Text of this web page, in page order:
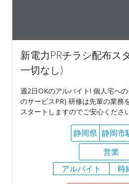
新電力PRチラシ配布ス
一切なし)
週2日OKのアルバイト! 個人宅へ
のサービスPR) 研修は先輩の業務
スタートしますのでご安心くださ
静岡県 静岡市
営業
アルバイト
時